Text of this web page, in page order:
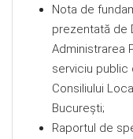
Nota de
prezentată de
Administrarea
serviciu public
Consiliului
Bucureşti;
Raportul de